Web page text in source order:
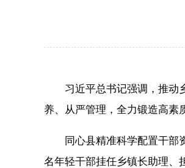
习近平总书记强调，推动乡
养、从严管理，全力锻造高素
同心县精准科学配置干部资
名年轻干部挂任乡镇长助理、